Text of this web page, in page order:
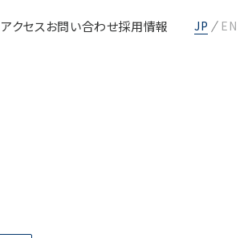
アクセスお問い合わせ採用情報 JP EN